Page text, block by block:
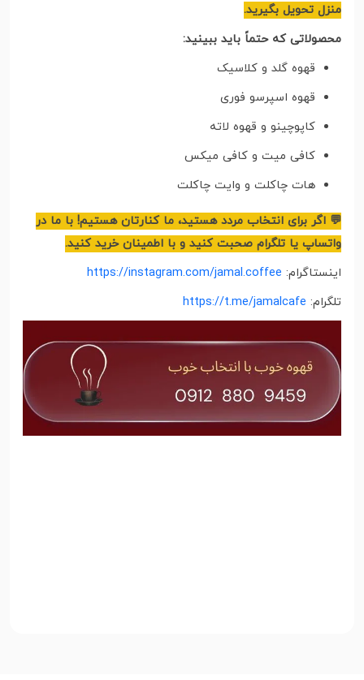
منزل تحویل بگیرید.
محصولاتی که حتماً باید ببینید:
قهوه گلد و کلاسیک
قهوه اسپرسو فوری
کاپوچینو و قهوه لاته
کافی میت و کافی میکس
هات چاکلت و وایت چاکلت
💬 اگر برای انتخاب مردد هستید، ما کنارتان هستیم! با ما در
واتساپ یا تلگرام صحبت کنید و با اطمینان خرید کنید.
اینستاگرام: https://instagram.com/jamal.coffee
تلگرام: https://t.me/jamalcafe